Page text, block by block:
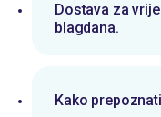
Dostava za
blagdana.
Kako